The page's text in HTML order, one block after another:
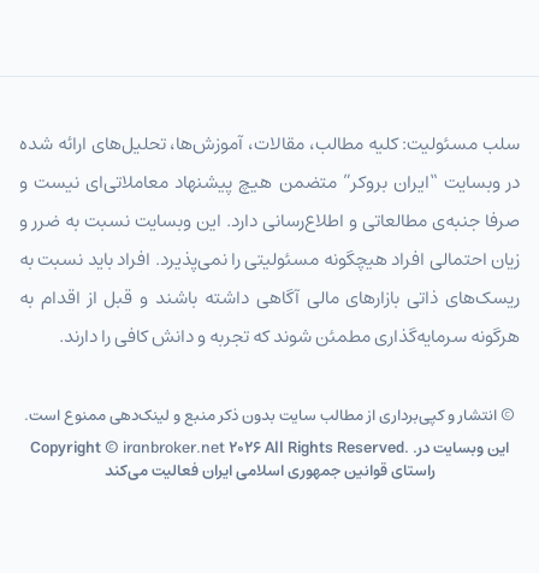
سلب مسئولیت: کلیه مطالب، مقالات، آموزش‌ها، تحلیل‌های ارائه شده
در وبسایت “ایران بروکر” متضمن هیچ پیشنهاد معاملاتی‌ای نیست و
صرفا جنبه‌ی مطالعاتی و اطلاع‌رسانی دارد. این وبسایت نسبت به ضرر و
زیان احتمالی افراد هیچگونه مسئولیتی را نمی‌پذیرد. افراد باید نسبت به
ریسک‌های ذاتی بازارهای مالی آگاهی داشته باشند و قبل از اقدام به
هرگونه سرمایه‌گذاری مطمئن شوند که تجربه و دانش کافی را دارند.
© انتشار و کپی‌برداری از مطالب سایت بدون ذکر منبع و لینک‌دهی ممنوع است.
Copyright © iranbroker.net2026 All Rights Reserved. .این وبسایت در
راستای قوانین جمهوری اسلامی ایران فعالیت می‌کند